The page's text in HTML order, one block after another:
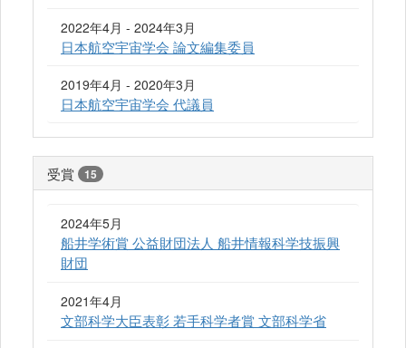
2022年4月 - 2024年3月
日本航空宇宙学会 論文編集委員
2019年4月 - 2020年3月
日本航空宇宙学会 代議員
受賞 15
2024年5月
船井学術賞 公益財団法人 船井情報科学技振興
財団
2021年4月
文部科学大臣表彰 若手科学者賞 文部科学省